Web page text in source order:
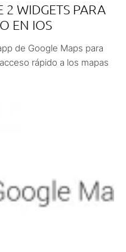
2 WIDGETS PARA
EN IOS
de Google Maps para
rápido a los mapas